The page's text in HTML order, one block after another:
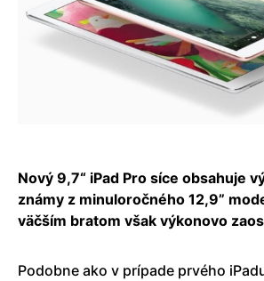
Nový 9,7“ iPad Pro síce obsahuje
známy z minuloročného 12,9”
väčším bratom však výkonovo
Podobne ako v prípade prvého